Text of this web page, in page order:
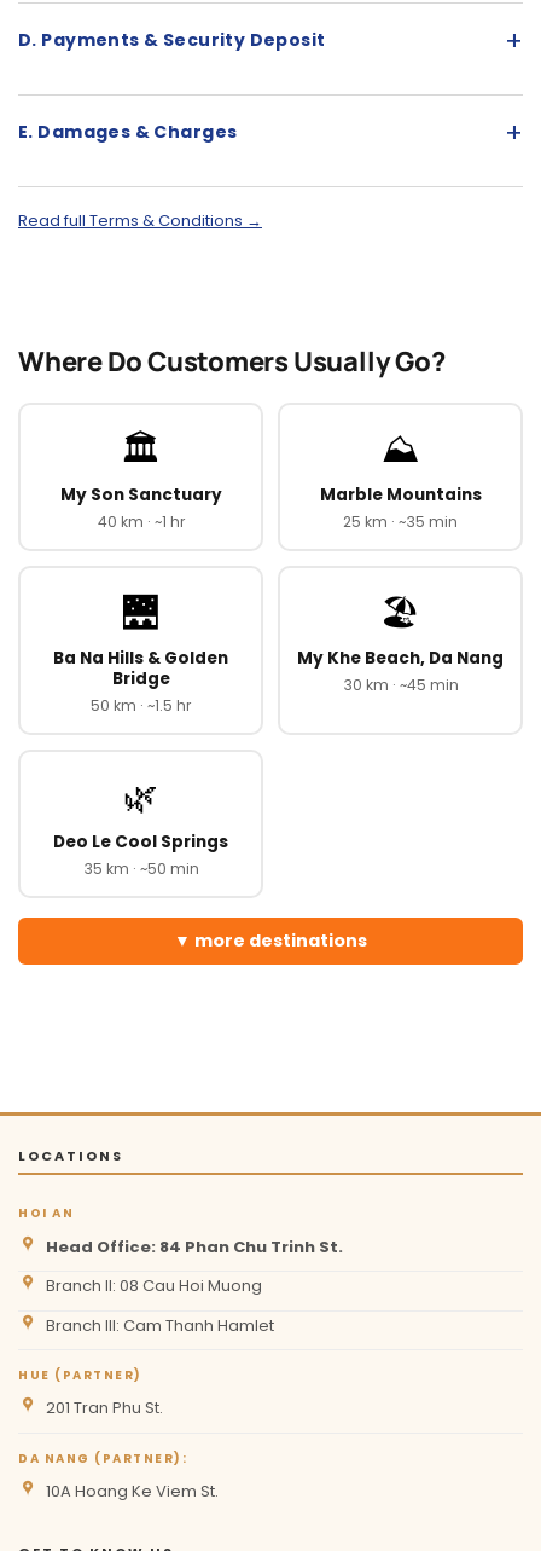
D. Payments & Security Deposit +
E. Damages & Charges +
Read full Terms & Conditions →
Where Do Customers Usually Go?
🏛️
My Son Sanctuary
40 km · ~1 hr
⛰️
Marble Mountains
25 km · ~35 min
🌉
Ba Na Hills & Golden
Bridge
50 km · ~1.5 hr
🏖️
My Khe Beach, Da Nang
30 km · ~45 min
🌿
Deo Le Cool Springs
35 km · ~50 min
more destinations
LOCATIONS
HOI AN
Head Office: 84 Phan Chu Trinh St.
Branch II: 08 Cau Hoi Muong
Branch III: Cam Thanh Hamlet
HUE (PARTNER)
201 Tran Phu St.
DA NANG (PARTNER):
10A Hoang Ke Viem St.